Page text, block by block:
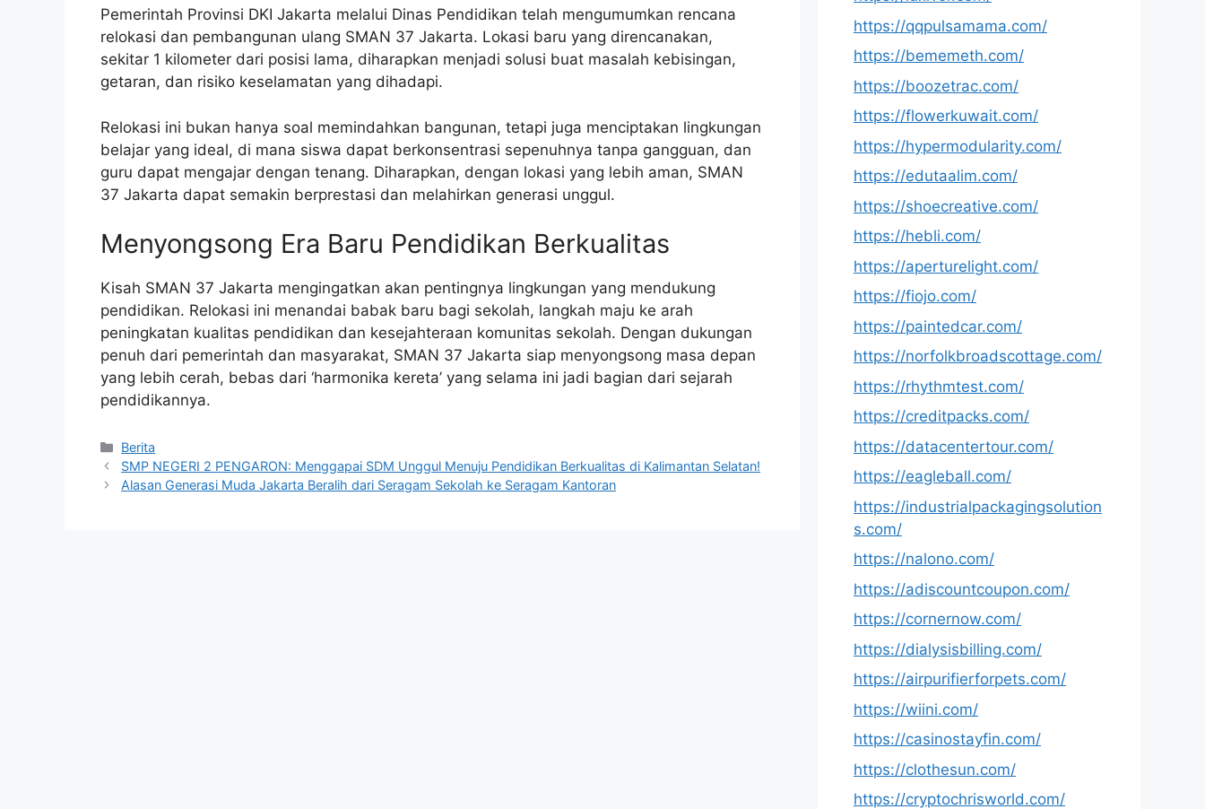
Pemerintah Provinsi DKI Jakarta melalui Dinas Pendidikan telah mengumumkan rencana
relokasi dan pembangunan ulang SMAN 37 Jakarta. Lokasi baru yang direncanakan,
sekitar 1 kilometer dari posisi lama, diharapkan menjadi solusi buat masalah kebisingan,
getaran, dan risiko keselamatan yang dihadapi.
Relokasi ini bukan hanya soal memindahkan bangunan, tetapi juga menciptakan lingkungan
belajar yang ideal, di mana siswa dapat berkonsentrasi sepenuhnya tanpa gangguan, dan
guru dapat mengajar dengan tenang. Diharapkan, dengan lokasi yang lebih aman, SMAN
37 Jakarta dapat semakin berprestasi dan melahirkan generasi unggul.
Menyongsong Era Baru Pendidikan Berkualitas
Kisah SMAN 37 Jakarta mengingatkan akan pentingnya lingkungan yang mendukung
pendidikan. Relokasi ini menandai babak baru bagi sekolah, langkah maju ke arah
peningkatan kualitas pendidikan dan kesejahteraan komunitas sekolah. Dengan dukungan
penuh dari pemerintah dan masyarakat, SMAN 37 Jakarta siap menyongsong masa depan
yang lebih cerah, bebas dari ‘harmonika kereta’ yang selama ini jadi bagian dari sejarah
pendidikannya.
Kategori
Berita
SMP NEGERI 2 PENGARON: Menggapai SDM Unggul Menuju Pendidikan Berkualitas di Kalimantan Selatan!
Alasan Generasi Muda Jakarta Beralih dari Seragam Sekolah ke Seragam Kantoran
https://qqpulsamama.com/
https://bememeth.com/
https://boozetrac.com/
https://flowerkuwait.com/
https://hypermodularity.com/
https://edutaalim.com/
https://shoecreative.com/
https://hebli.com/
https://aperturelight.com/
https://fiojo.com/
https://paintedcar.com/
https://norfolkbroadscottage.com/
https://rhythmtest.com/
https://creditpacks.com/
https://datacentertour.com/
https://eagleball.com/
https://industrialpackagingsolution
s.com/
https://nalono.com/
https://adiscountcoupon.com/
https://cornernow.com/
https://dialysisbilling.com/
https://airpurifierforpets.com/
https://wiini.com/
https://casinostayfin.com/
https://clothesun.com/
https://cryptochrisworld.com/